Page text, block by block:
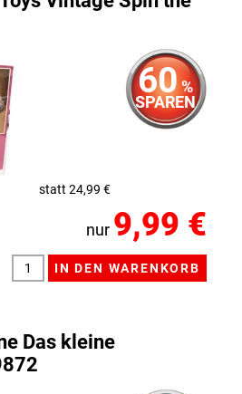
60 %
SPAREN
statt 24,99 €
nur 9,99 €
Das kleine